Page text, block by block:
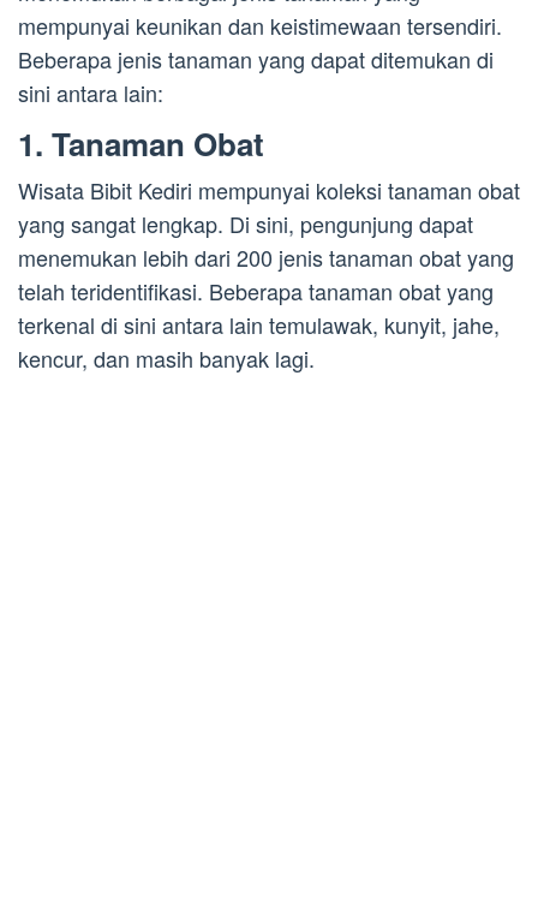
mempunyai keunikan dan keistimewaan tersendiri.
Beberapa jenis tanaman yang dapat ditemukan di
sini antara lain:
1. Tanaman Obat
Wisata Bibit Kediri mempunyai koleksi tanaman obat
yang sangat lengkap. Di sini, pengunjung dapat
menemukan lebih dari 200 jenis tanaman obat yang
telah teridentifikasi. Beberapa tanaman obat yang
terkenal di sini antara lain temulawak, kunyit, jahe,
kencur, dan masih banyak lagi.